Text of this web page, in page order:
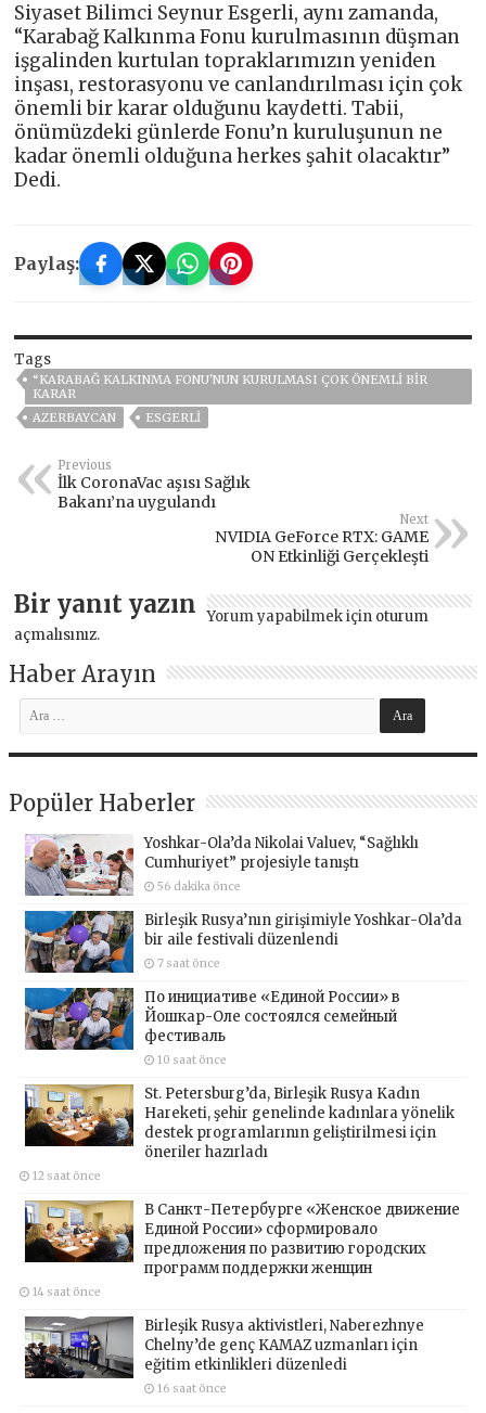
Siyaset Bilimci Seynur Esgerli, aynı zamanda,
“Karabağ Kalkınma Fonu kurulmasının düşman
işgalinden kurtulan topraklarımızın yeniden
inşası, restorasyonu ve canlandırılması için çok
önemli bir karar olduğunu kaydetti. Tabii,
önümüzdeki günlerde Fonu’n kuruluşunun ne
kadar önemli olduğuna herkes şahit olacaktır”
Dedi.
Paylaş:
Tags
“KARABAĞ KALKINMA FONU'NUN KURULMASI ÇOK ÖNEMLI BIR
KARAR
AZERBAYCAN
ESGERLI
Previous
İlk CoronaVac aşısı Sağlık
Bakanı’na uygulandı
Next
NVIDIA GeForce RTX: GAME
ON Etkinliği Gerçekleşti
Bir yanıt yazın Yorum yapabilmek için oturum
açmalısınız.
Haber Arayın
Popüler Haberler
Yoshkar-Ola’da Nikolai Valuev, “Sağlıklı
Cumhuriyet” projesiyle tanıştı
56 dakika önce
Birleşik Rusya’nın girişimiyle Yoshkar-Ola’da
bir aile festivali düzenlendi
7 saat önce
По инициативе «Единой России» в
Йошкар-Оле состоялся семейный
фестиваль
10 saat önce
St. Petersburg’da, Birleşik Rusya Kadın
Hareketi, şehir genelinde kadınlara yönelik
destek programlarının geliştirilmesi için
öneriler hazırladı
12 saat önce
В Санкт-Петербурге «Женское движение
Единой России» сформировало
предложения по развитию городских
программ поддержки женщин
14 saat önce
Birleşik Rusya aktivistleri, Naberezhnye
Chelny’de genç KAMAZ uzmanları için
eğitim etkinlikleri düzenledi
16 saat önce